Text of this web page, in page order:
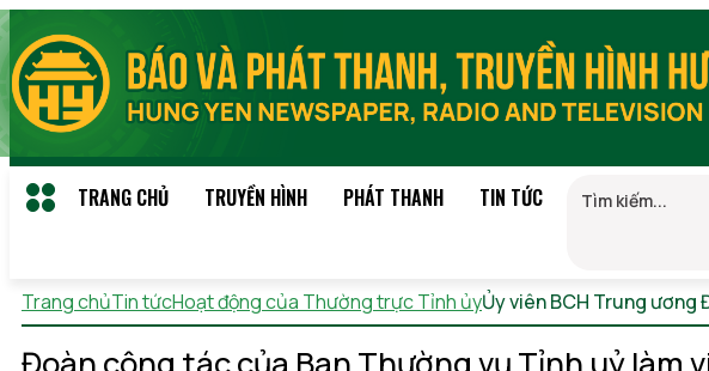
TRANG CHỦ TRUYỀN HÌNH PHÁT THANH TIN TỨC
Trang chủTin tứcHoạt động của Thường trực Tỉnh ủyỦy viên BCH Trung ương